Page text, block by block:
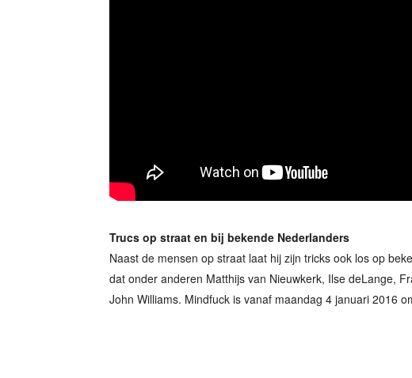
Trucs op straat en bij bekende Nederlanders
Naast de mensen op straat laat hij zijn tricks ook los op
dat onder anderen Matthijs van Nieuwkerk, Ilse deLange,
John Williams. Mindfuck is vanaf maandag 4 januari 2016